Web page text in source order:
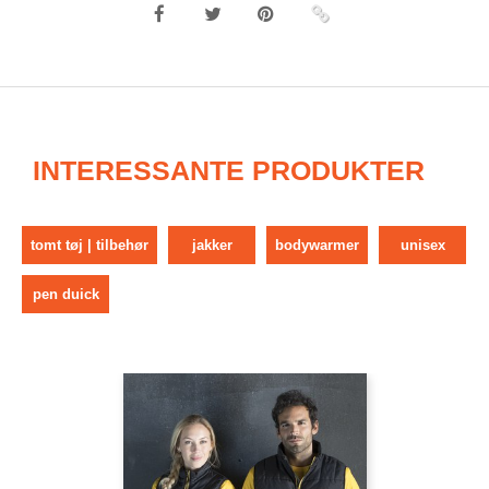
INTERESSANTE PRODUKTER
tomt tøj | tilbehør jakker bodywarmer unisex
pen duick